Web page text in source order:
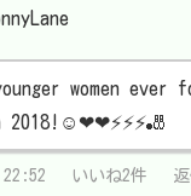
women ever
22:52 いいね2件 返